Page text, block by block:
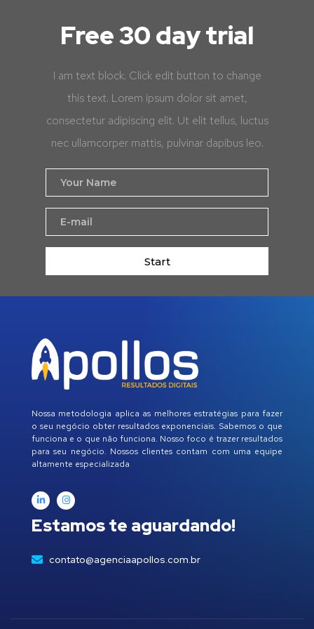
Free 30 day trial
I am text block. Click edit button to change
this text. Lorem ipsum dolor sit amet,
consectetur adipiscing elit. Ut elit tellus, luctus
nec ullamcorper mattis, pulvinar dapibus leo.
Start
Nossa metodologia aplica as melhores estratégias para fazer
o seu negócio obter resultados exponenciais. Sabemos o que
funciona e o que não funciona. Nosso foco é trazer resultados
para seu negócio. Nossos clientes contam com uma equipe
altamente especializada
Estamos te aguardando!
contato@agenciaapollos.com.br